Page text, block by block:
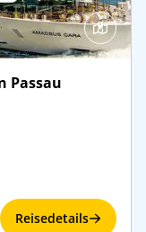
Passau
Reisedetails